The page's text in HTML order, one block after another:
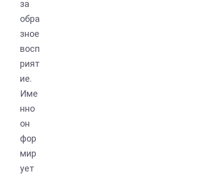
за
обра
зное
восп
рият
ие.
Име
нно
он
фор
мир
ует